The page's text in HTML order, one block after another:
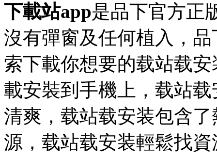
下載站app是品下官方正
沒有彈窗及任何植入，
索下載你想要的载站载
載安裝到手機上，载站
清爽，载站载安装包含了
源，载站载安装輕鬆找